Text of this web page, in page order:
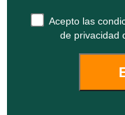
Acepto las
de privacidad